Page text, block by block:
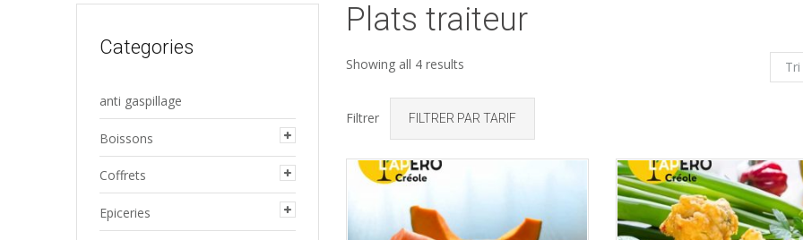
Plats traiteur
Showing all 4 results
Filtrer FILTRER PAR TARIF
Categories
anti gaspillage
Boissons
Coffrets
Epiceries